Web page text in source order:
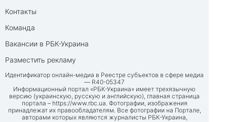
Контакты
Команда
Вакансии в РБК-Украина
Разместить рекламу
Идентификатор онлайн-медиа в Реестре субъектов в сфере медиа
— R40-05347
Информационный портал «РБК-Украина» имеет трехязычную
версию (украинскую, русскую и английскую), главная страница
портала – https://www.rbc.ua. Фотографии, изображения
принадлежат их правообладателям. Все фотографии на Портале,
авторами которых являются журналисты РБК-Украина,